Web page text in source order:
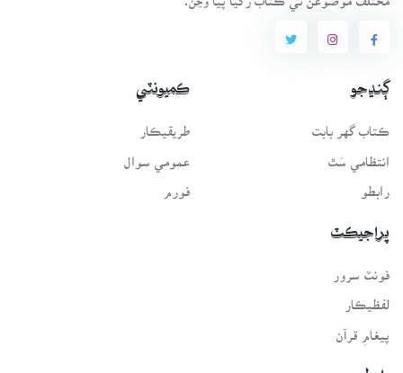
ڳنڍجو
ڪتاب گهر بابت
انتظامي سَٿ
رابطو
ڪميونٽي
طريقيڪار
عمومي سوال
فورم
پراجيڪٽ
لفظيڪار
پيغامِ قرآن